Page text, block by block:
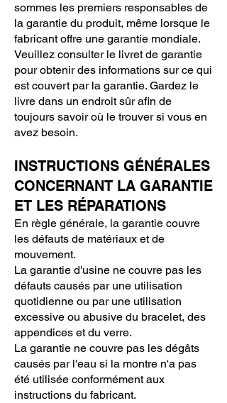
sommes les premiers responsables de
la garantie du produit, même lorsque le
fabricant offre une garantie mondiale.
Veuillez consulter le livret de garantie
pour obtenir des informations sur ce qui
est couvert par la garantie. Gardez le
livre dans un endroit sûr afin de
toujours savoir où le trouver si vous en
avez besoin.
INSTRUCTIONS GÉNÉRALES
CONCERNANT LA GARANTIE
ET LES RÉPARATIONS
En règle générale, la garantie couvre
les défauts de matériaux et de
mouvement.
La garantie d'usine ne couvre pas les
défauts causés par une utilisation
quotidienne ou par une utilisation
excessive ou abusive du bracelet, des
appendices et du verre.
La garantie ne couvre pas les dégâts
causés par l'eau si la montre n'a pas
été utilisée conformément aux
instructions du fabricant.